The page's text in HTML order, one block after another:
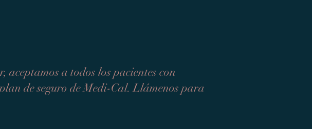
a todos los pacientes con
de seguro de Medi-Cal. Llámenos para